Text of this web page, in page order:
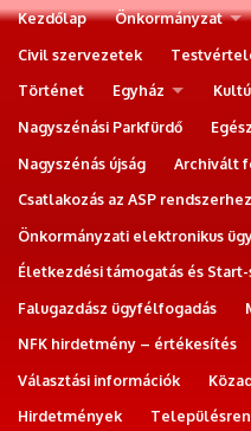
Kezdőlap Önkormányzat
Civil szervezetek
Történet
Egyház
Nagyszénási Parkfürdő
Nagyszénás újság
Archivált
Csatlakozás az ASP rendszerhez
Önkormányzati elektronikus
Életkezdési támogatás és
Falugazdász ügyfélfogadás
NFK hirdetmény – értékesítés
Választási információk
Hirdetmények